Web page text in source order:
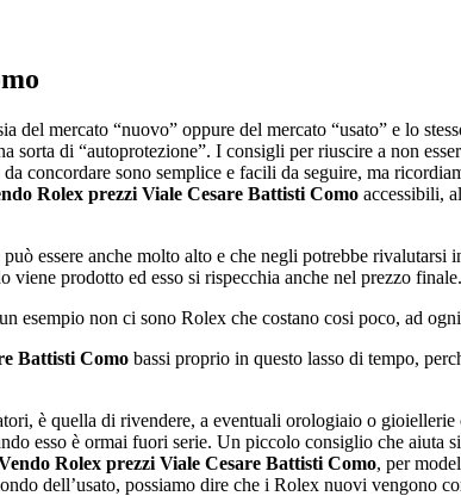
mercato “nuovo” oppure del mercato “usato” e lo
sorta di “autoprotezione”. I consigli per riuscire a non
da concordare sono semplice e facili da seguire, ma
Rolex prezzi Viale Cesare Battisti Como accessibili,
essere anche molto alto e che negli potrebbe
prodotto ed esso si rispecchia anche nel prezzo finale.
esempio non ci sono Rolex che costano cosi poco, ad
Battisti Como bassi proprio in questo lasso di tempo,
è quella di rivendere, a eventuali orologiaio o gioiellerie
esso è ormai fuori serie. Un piccolo consiglio che
Rolex prezzi Viale Cesare Battisti Como, per
dell’usato, possiamo dire che i Rolex nuovi vengono